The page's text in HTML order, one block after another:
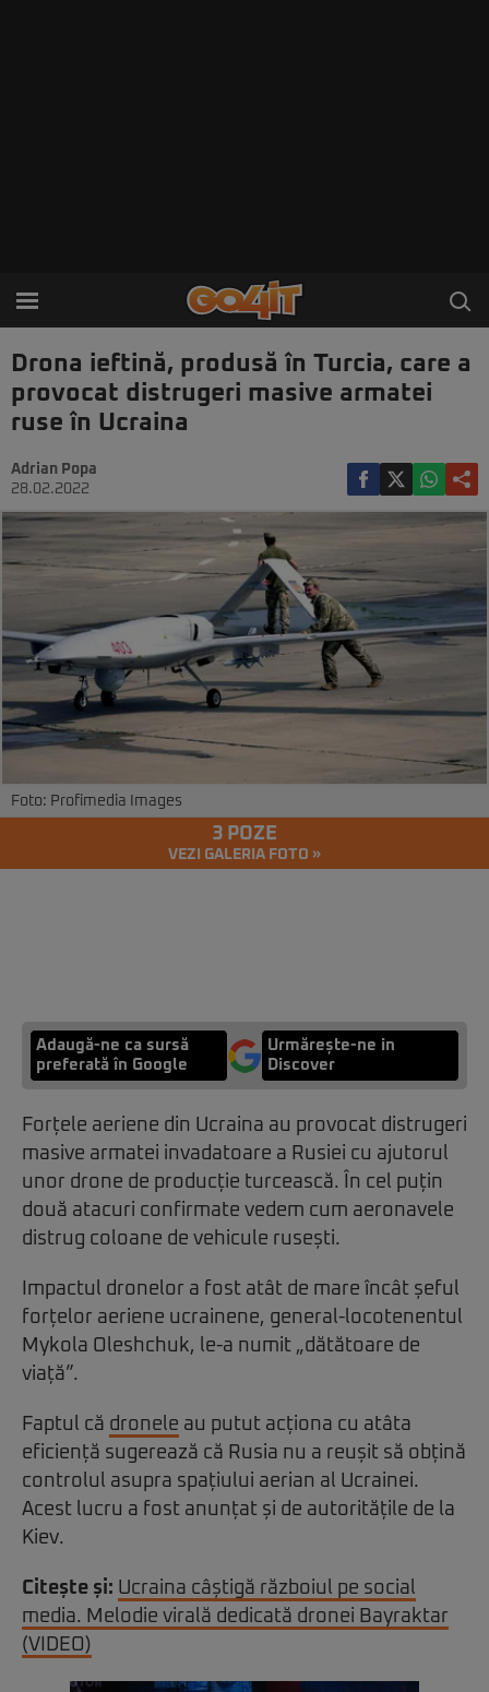
Drona ieftină, produsă în Turcia, care a
provocat distrugeri masive armatei
ruse în Ucraina
Adrian Popa
28.02.2022
Foto: Profimedia Images
3 POZE
VEZI GALERIA FOTO »
Adaugă-ne ca sursă
preferată în Google
Urmărește-ne in
Discover
Forțele aeriene din Ucraina au provocat distrugeri
masive armatei invadatoare a Rusiei cu ajutorul
unor drone de producție turcească. În cel puțin
două atacuri confirmate vedem cum aeronavele
distrug coloane de vehicule rusești.
Impactul dronelor a fost atât de mare încât șeful
forțelor aeriene ucrainene, general-locotenentul
Mykola Oleshchuk, le-a numit „dătătoare de
viață”.
Faptul că dronele au putut acționa cu atâta
eficiență sugerează că Rusia nu a reușit să obțină
controlul asupra spațiului aerian al Ucrainei.
Acest lucru a fost anunțat și de autoritățile de la
Kiev.
Citește și: Ucraina câștigă războiul pe social
media. Melodie virală dedicată dronei Bayraktar
(VIDEO)